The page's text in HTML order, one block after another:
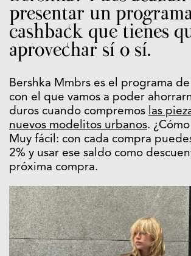
presentar un
cashback que tienes
aprovechar sí o sí.
Bershka Mmbrs es el programa
con el que vamos a poder
duros cuando compremos las
nuevos modelitos urbanos.
Muy fácil: con cada compra
2% y usar ese saldo como
próxima compra.